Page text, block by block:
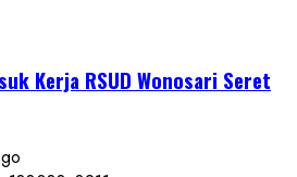
Kerja RSUD Wonosari Seret